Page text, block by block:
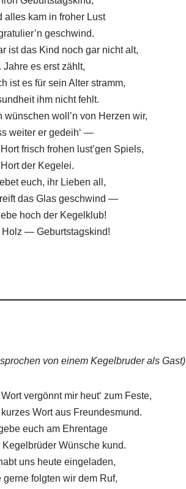
alles kam in froher Lust
geschwind.
ist das Kind noch gar nicht alt,
Jahre es erst zählt,
ist es für sein Alter stramm,
ihm nicht fehlt.
wünschen woll’n von Herzen wir,
weiter er gedeih‘ —
frisch frohen lust’gen Spiels,
der Kegelei.
euch, ihr Lieben all,
das Glas geschwind —
hoch der Kegelklub!
Holz — Geburtstagskind!
von einem Kegelbruder als Gast)
vergönnt mir heut‘ zum Feste,
Wort aus Freundesmund.
euch am Ehrentage
Kegelbrüder Wünsche kund.
uns heute eingeladen,
gerne folgten wir dem Ruf,